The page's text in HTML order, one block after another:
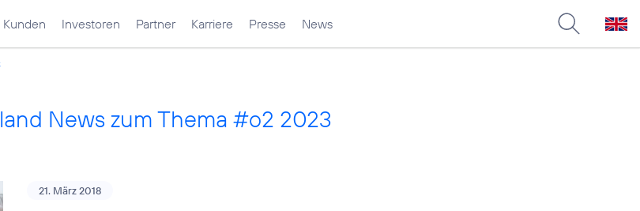
Kunden Investoren Partner Karriere Presse News
News zum Thema #o2 2023
21. März 2018